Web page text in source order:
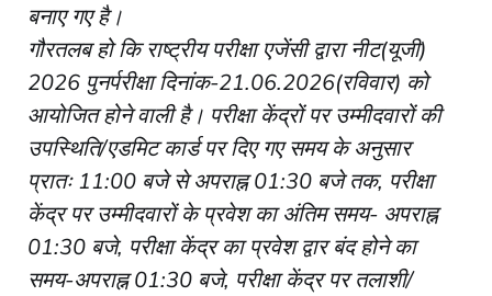
बनाए गए है।
गौरतलब हो कि राष्ट्रीय परीक्षा एजेंसी द्वारा नीट(यूजी)
2026 पुनर्परीक्षा दिनांक-21.06.2026(रविवार) को
आयोजित होने वाली है। परीक्षा केंद्रों पर उम्मीदवारों की
उपस्थिति/एडमिट कार्ड पर दिए गए समय के अनुसार
प्रातः 11:00 बजे से अपराह्न 01:30 बजे तक, परीक्षा
केंद्र पर उम्मीदवारों के प्रवेश का अंतिम समय- अपराह्न
01:30 बजे, परीक्षा केंद्र का प्रवेश द्वार बंद होने का
समय-अपराह्न 01:30 बजे, परीक्षा केंद्र पर तलाशी/